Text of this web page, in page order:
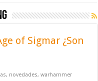
of Sigmar ¿Son
, novedades,warhammer